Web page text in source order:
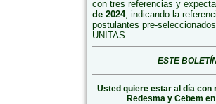
con tres referencias y
de 2024, indicando la
postulantes pre-
UNITAS.
ESTE
Usted quiere estar al día
Redesma y Cebem en